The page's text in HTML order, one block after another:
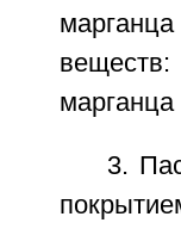
марганца
3.